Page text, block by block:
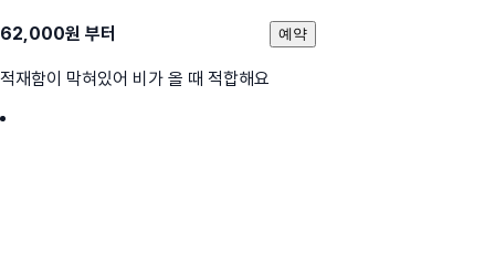
62,000원 부터
적재함이 막혀있어 비가 올 때 적합해요
예약